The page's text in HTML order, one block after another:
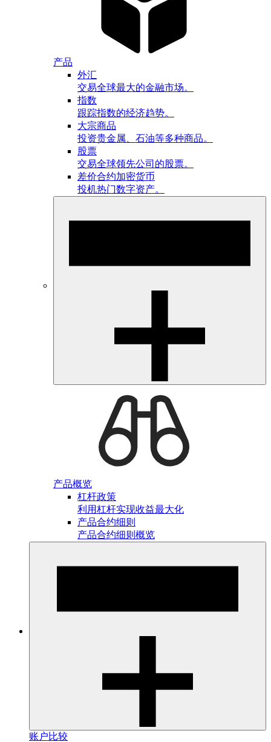
产品
外汇
交易全球最大的金融市场。
指数
跟踪指数的经济趋势。
大宗商品
投资贵金属、石油等多种商品。
股票
交易全球领先公司的股票。
差价合约加密货币
投机热门数字资产。
产品概览
杠杆政策
利用杠杆实现收益最大化
产品合约细则
产品合约细则概览
账户比较